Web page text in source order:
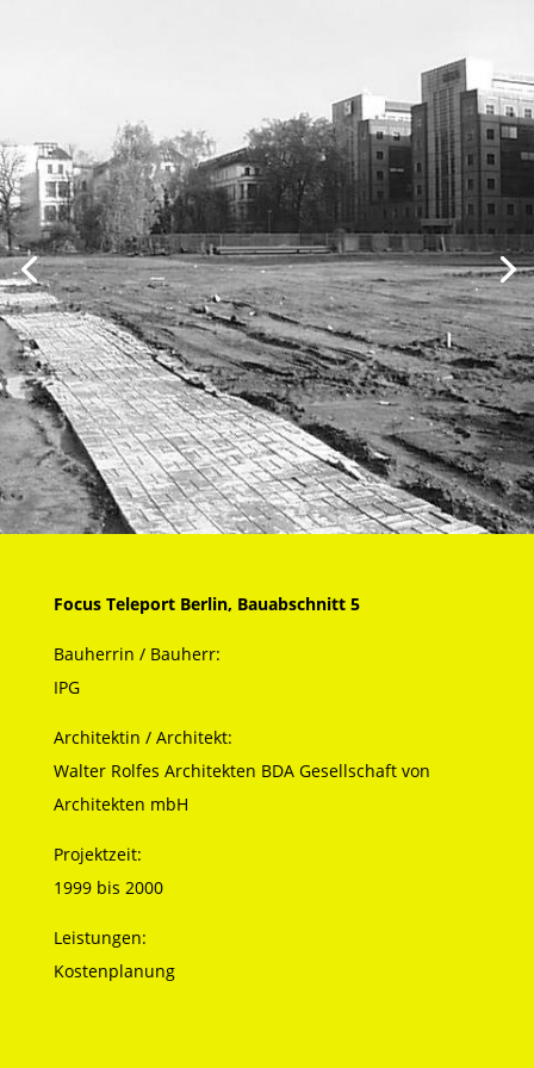
Focus Teleport Berlin, Bauabschnitt 5
Bauherrin / Bauherr:
IPG
Architektin / Architekt:
Walter Rolfes Architekten BDA Gesellschaft von
Architekten mbH
Projektzeit:
1999 bis 2000
Leistungen:
Kostenplanung